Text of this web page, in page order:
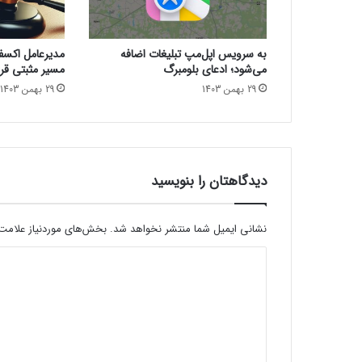
I
ا
ح
ت
م
ا
ا
ر
ت
ا
س
ت
به سرویس اپل‌مپ تبلیغات اضافه
می‌شود؛ ادعای بلومبرگ
29 بهمن 1403
مدیرعامل
مسیر مثبتی
29 بهمن 1403
دیدگاهتان را بنویسید
نشانی ایمیل شما منتشر نخواهد شد. بخش‌های موردنیاز